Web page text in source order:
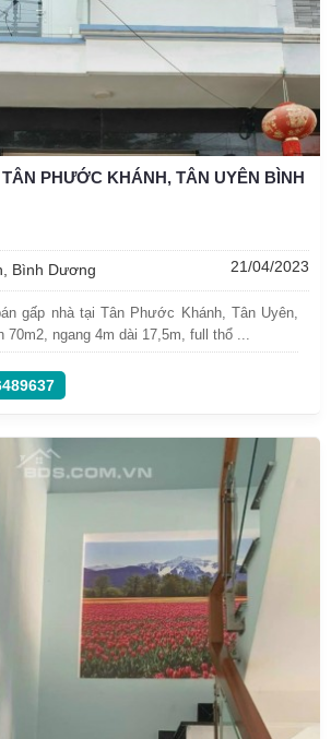
PHƯỚC KHÁNH, TÂN UYÊN BÌNH
Bình Dương 21/04/2023
gấp nhà tại Tân Phước Khánh, Tân Uyên,
ngang 4m dài 17,5m, full thổ ...